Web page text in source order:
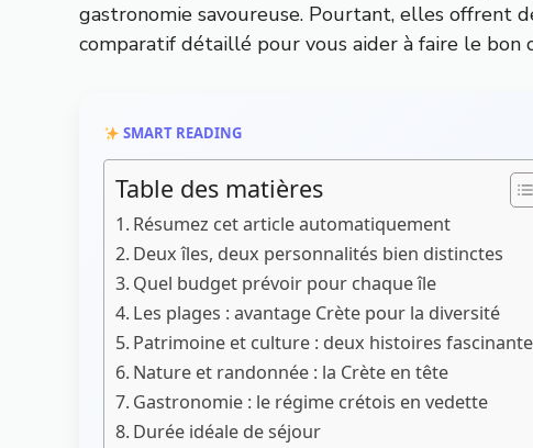
gastronomie savoureuse. Pourtant, elles offrent
comparatif détaillé pour vous aider à faire le
SMART READING
Table des matières
Résumez cet article automatiquement
Deux îles, deux personnalités bien distinctes
Quel budget prévoir pour chaque île
Les plages : avantage Crète pour la diversité
Patrimoine et culture : deux histoires
Nature et randonnée : la Crète en tête
Gastronomie : le régime crétois en vedette
Durée idéale de séjour